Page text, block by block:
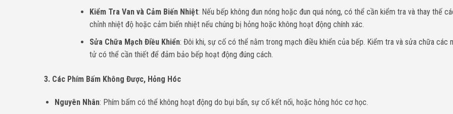
Kiểm Tra Van và Cảm Biến Nhiệt: Nếu bếp không đun nóng hoặc đun quá nóng, có thể cần kiểm tra và thay thế
chỉnh nhiệt độ hoặc cảm biến nhiệt nếu chúng bị hỏng hoặc không hoạt động chính xác.
Sửa Chữa Mạch Điều Khiển: Đôi khi, sự cố có thể nằm trong mạch điều khiển của bếp. Kiểm tra và sửa chữa các
tử có thể cần thiết để đảm bảo bếp hoạt động đúng cách.
3. Các Phím Bấm Không Được, Hỏng Hóc
Nguyên Nhân: Phím bấm có thể không hoạt động do bụi bẩn, sự cố kết nối, hoặc hỏng hóc cơ học.